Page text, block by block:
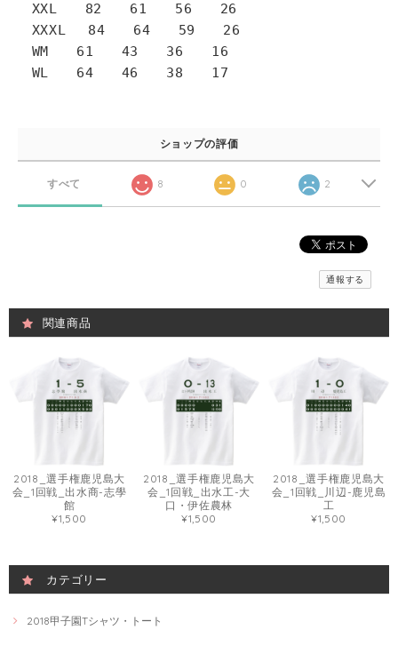
XXL 82 61 56 26
XXXL 84 64 59 26
WM 61 43 36 16
WL 64 46 38 17
ショップの評価
すべて 8 0 2
通報する
関連商品
2018_選手権鹿児島大
会_1回戦_出水商-志學
館
¥1,500
2018_選手権鹿児島大
会_1回戦_出水工-大
口・伊佐農林
¥1,500
2018_選手権鹿児島大
会_1回戦_川辺-鹿児島
工
¥1,500
カテゴリー
2018甲子園Tシャツ・トート